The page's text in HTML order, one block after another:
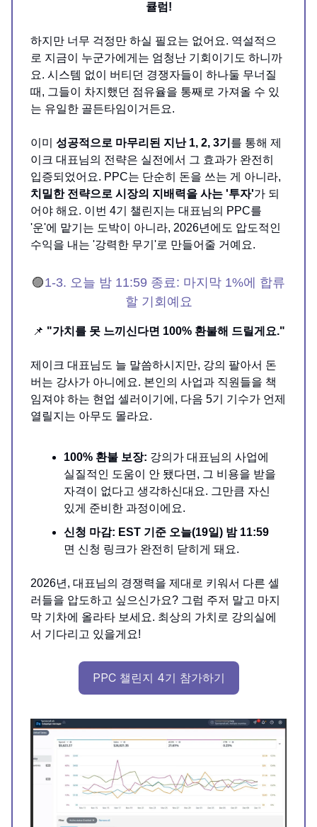
큘럼!
하지만 너무 걱정만 하실 필요는 없어요. 역설적으
로 지금이 누군가에게는 엄청난 기회이기도 하니까
요. 시스템 없이 버티던 경쟁자들이 하나둘 무너질
때, 그들이 차지했던 점유율을 통째로 가져올 수 있
는 유일한 골든타임이거든요.
이미 성공적으로 마무리된 지난 1, 2, 3기 를 통해 제
이크 대표님의 전략은 실전에서 그 효과가 완전히
입증되었어요. PPC는 단순히 돈을 쓰는 게 아니라,
치밀한 전략으로 시장의 지배력을 사는 '투자'가 되
어야 해요. 이번 4기 챌린지는 대표님의 PPC를
'운'에 맡기는 도박이 아니라, 2026년에도 압도적인
수익을 내는 '강력한 무기'로 만들어줄 거예요.
🟣1-3. 오늘 밤 11:59 종료: 마지막 1%에 합류
할 기회예요
📌 "가치를 못 느끼신다면 100% 환불해 드릴게요."
제이크 대표님도 늘 말씀하시지만, 강의 팔아서 돈
버는 강사가 아니에요. 본인의 사업과 직원들을 책
임져야 하는 현업 셀러이기에, 다음 5기 기수가 언제
열릴지는 아무도 몰라요.
100% 환불 보장: 강의가 대표님의 사업에
실질적인 도움이 안 됐다면, 그 비용을 받을
자격이 없다고 생각하신대요. 그만큼 자신
있게 준비한 과정이에요.
신청 마감: EST 기준 오늘(19일) 밤 11:59
면 신청 링크가 완전히 닫히게 돼요.
2026년, 대표님의 경쟁력을 제대로 키워서 다른 셀
러들을 압도하고 싶으신가요? 그럼 주저 말고 마지
막 기차에 올라타 보세요. 최상의 가치로 강의실에
서 기다리고 있을게요!
PPC 챌린지 4기 참가하기